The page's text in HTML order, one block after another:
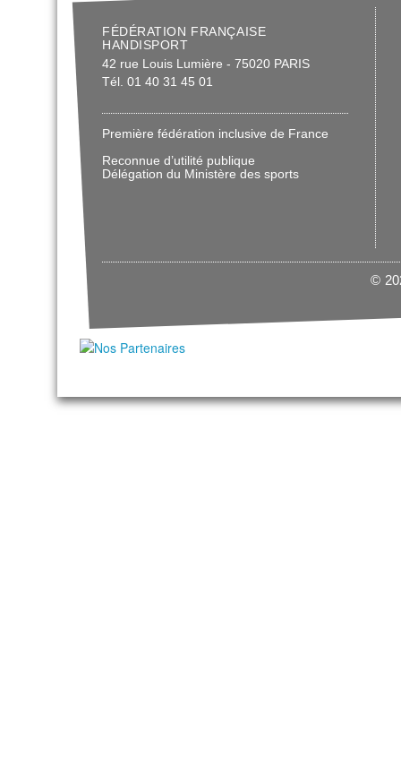
FÉDÉRATION FRANÇAISE
HANDISPORT
42 rue Louis Lumière - 75020 PARIS
Tél. 01 40 31 45 01
Première fédération inclusive de France
Reconnue d’utilité publique
Délégation du Ministère des sports
©